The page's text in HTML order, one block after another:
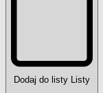
Dodaj do listy Listy